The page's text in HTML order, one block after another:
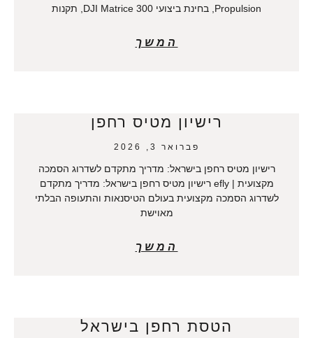
Propulsion, בחינת ביצועי DJI Matrice 300, תקנות
המשך
רישיון מטיס רחפן
פברואר 3, 2026
רישיון מטיס רחפן בישראל: מדריך מתקדם לשדרוג הסמכה
מקצועית | efly רישיון מטיס רחפן בישראל: מדריך מתקדם
לשדרוג הסמכה מקצועית בעולם הטיסנאות והתעופה הבלתי
מאוישת
המשך
הטסת רחפן בישראל